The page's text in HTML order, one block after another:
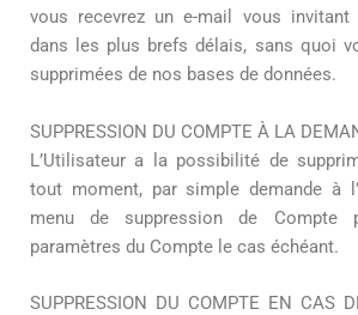
vous recevrez un e-mail vous
dans les plus brefs délais, sans quoi
supprimées de nos bases de données.
SUPPRESSION DU COMPTE À LA
L’Utilisateur a la possibilité de
tout moment, par simple demande à
menu de suppression de Compte
paramètres du Compte le cas échéant.
SUPPRESSION DU COMPTE EN CAS